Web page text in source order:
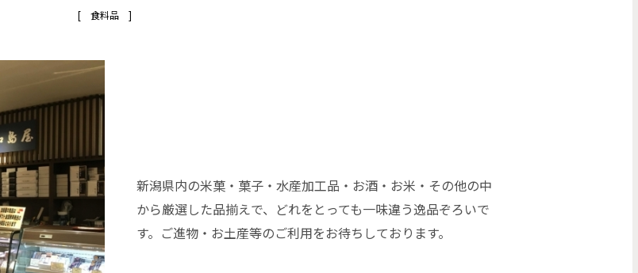
[ 食料品 ]
新潟県内の米菓・菓子・水産加工品・お酒・お米・その他の中
から厳選した品揃えで、どれをとっても一味違う逸品ぞろいで
す。ご進物・お土産等のご利用をお待ちしております。